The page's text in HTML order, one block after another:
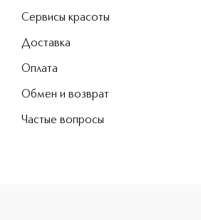
Сервисы красоты
Доставка
Оплата
Обмен и возврат
Частые вопросы